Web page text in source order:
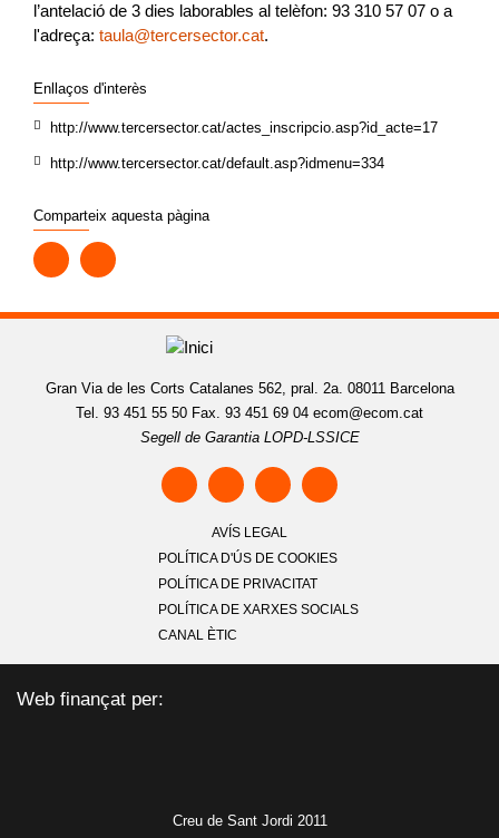
l’antelació de 3 dies laborables al telèfon: 93 310 57 07 o a
l'adreça: taula@tercersector.cat.
Enllaços d'interès
http://www.tercersector.cat/actes_inscripcio.asp?id_acte=17
http://www.tercersector.cat/default.asp?idmenu=334
Comparteix aquesta pàgina
Gran Via de les Corts Catalanes 562, pral. 2a. 08011 Barcelona
Tel. 93 451 55 50 Fax. 93 451 69 04 ecom@ecom.cat
Segell de Garantia LOPD-LSSICE
AVÍS LEGAL
POLÍTICA D'ÚS DE COOKIES
POLÍTICA DE PRIVACITAT
POLÍTICA DE XARXES SOCIALS
CANAL ÈTIC
Web finançat per:
Creu de Sant Jordi 2011